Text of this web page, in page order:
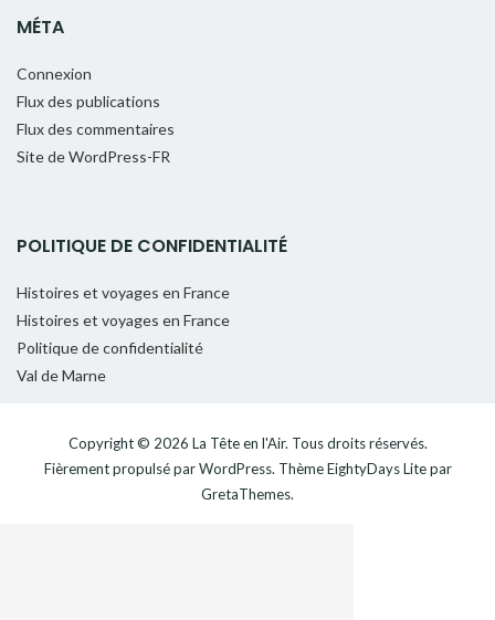
MÉTA
Connexion
Flux des publications
Flux des commentaires
Site de WordPress-FR
POLITIQUE DE CONFIDENTIALITÉ
Histoires et voyages en France
Histoires et voyages en France
Politique de confidentialité
Val de Marne
Copyright © 2026 La Tête en l'Air. Tous droits réservés.
Fièrement propulsé parWordPress. ThèmeEightyDays Litepar
GretaThemes.